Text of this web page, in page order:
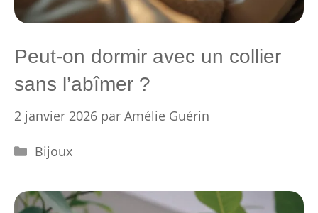
Peut-on dormir avec un collier
sans l’abîmer ?
2 janvier 2026 par Amélie Guérin
Catégories
Bijoux